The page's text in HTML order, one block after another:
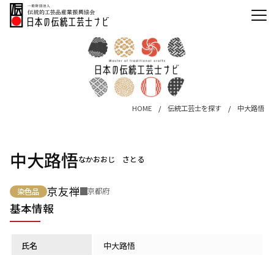
HOME 伝統工芸士を探す 中大路悟
中大路悟なかおおじ さとる
染色品 京友禅 京都府
基本情報
氏名 中大路悟